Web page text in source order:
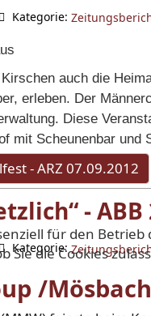
Kategorie:
auch die
erleben. Der
Diese
mit Scheunenbar und
- ARZ 07.09.2012
- ABB
Kategorie:
/
für den
Sie die Cookies